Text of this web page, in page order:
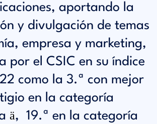
aportando la
y divulgación de temas
empresa y marketing,
por el CSIC en su índice
como la 3.ª con mejor
en la categoría
ä, 19.ª en la categoría